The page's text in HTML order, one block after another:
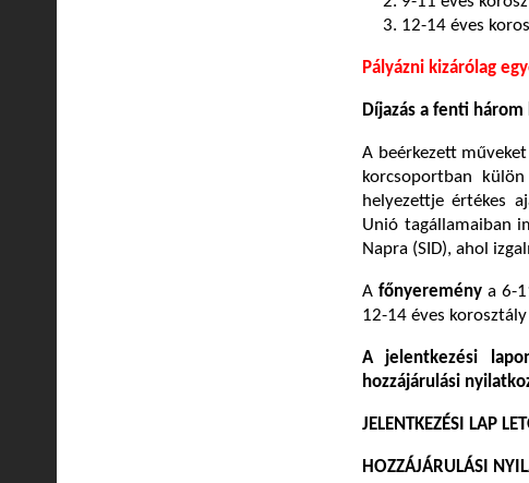
12-14 éves
Pályázni kizárólag
Díjazás a fenti
A beérkezett
korcsoportban
helyezettje értékes
Unió tagállamaiban
Napra (SID), ahol
Afőnyereménya 6-
12-14 éves
A jelentkezési
hozzájárulási
JELENTKEZÉSI LAP
HOZZÁJÁRULÁSI